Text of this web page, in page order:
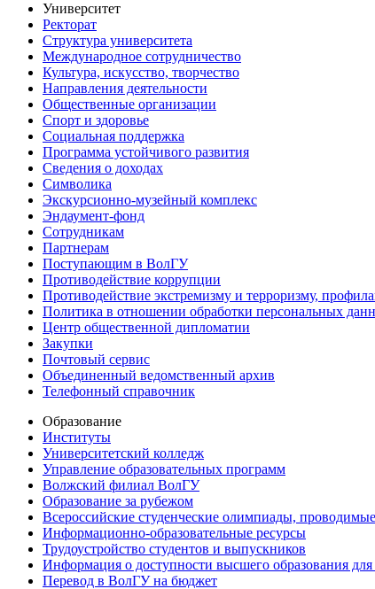
Университет
Ректорат
Структура университета
Международное сотрудничество
Культура, искусство, творчество
Направления деятельности
Общественные организации
Спорт и здоровье
Социальная поддержка
Программа устойчивого развития
Сведения о доходах
Символика
Экскурсионно-музейный комплекс
Эндаумент-фонд
Сотрудникам
Партнерам
Поступающим в ВолГУ
Противодействие коррупции
Противодействие экстремизму и терроризму,
Политика в отношении обработки персональных
Центр общественной дипломатии
Закупки
Почтовый сервис
Объединенный ведомственный архив
Телефонный справочник
Образование
Институты
Университетский колледж
Управление образовательных программ
Волжский филиал ВолГУ
Образование за рубежом
Всероссийские студенческие олимпиады,
Информационно-образовательные ресурсы
Трудоустройство студентов и выпускников
Информация о доступности высшего образования
Перевод в ВолГУ на бюджет